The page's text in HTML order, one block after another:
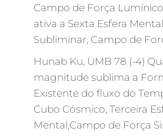
Campo de Força
ativa a Sexta Esfera
Subliminar, Campo de
Hunab Ku, UMB 78 (-4)
magnitude sublima a
Existente do fluxo do
Cubo Cósmico, Terceira
Mental,Campo de Força